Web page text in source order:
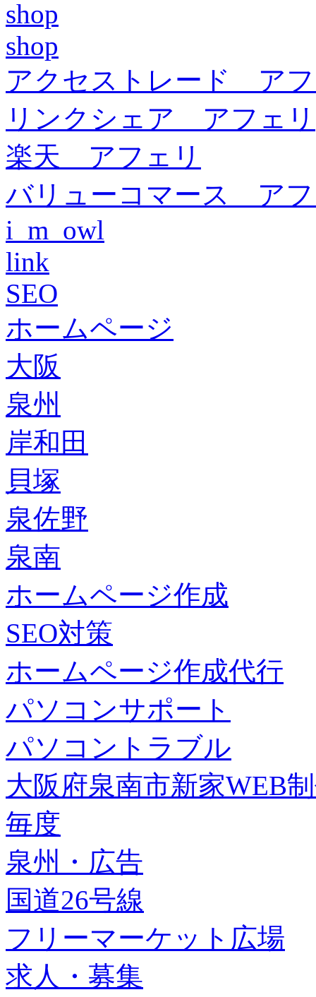
shop
shop
アクセストレード ア
リンクシェア アフェリ
楽天 アフェリ
バリューコマース ア
i_m_owl
link
SEO
ホームページ
大阪
泉州
岸和田
貝塚
泉佐野
泉南
ホームページ作成
SEO対策
ホームページ作成代行
パソコンサポート
パソコントラブル
大阪府泉南市新家WEB
毎度
泉州・広告
国道26号線
フリーマーケット広場
求人・募集